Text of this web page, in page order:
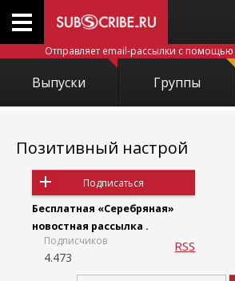
Отправляет email-рассылки с помощью
Выпуски Группы
Позитивный настрой
Подписаться
Бесплатная «Серебряная»
новостная рассылка .
Подписчиков
4.473
RSS